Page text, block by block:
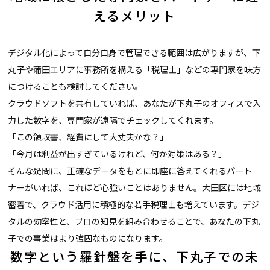
えるメリット
デジタル化によって自分自身で管理できる範囲は広がりますが、下
丸子や蒲田エリアに事務所を構える「税理士」などの専門家を味方
につけることも検討してください。
クラウドソフトを共有していれば、あなたが下丸子のオフィスで入
力した数字を、専門家が遠隔でチェックしてくれます。
「この領収書、経費にして大丈夫かな？」
「今月は利益が出すぎているけれど、何か対策はある？」
そんな疑問に、正確なデータをもとに即座に答えてくれるパート
ナーがいれば、これほど心強いことはありません。大田区には地域
密着で、クラウド活用に積極的な若手税理士も増えています。デジ
タルの効率性と、プロの知見を組み合わせることで、あなたの下丸
子での事業はより強固なものになります。
数字という羅針盤を手に、下丸子での未